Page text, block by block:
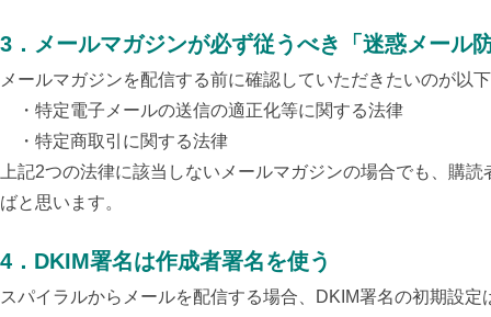
3 ． メールマガジンが必ず従うべき「迷惑メール
メールマガジンを配信する前に確認していただきたいのが以
・特定電子メールの送信の適正化等に関する法律
・特定商取引に関する法律
上記2つの法律に該当しないメールマガジンの場合でも、購
ばと思います。
4 ． DKIM署名は作成者署名を使う
スパイラルからメールを配信する場合、DKIM署名の初期設